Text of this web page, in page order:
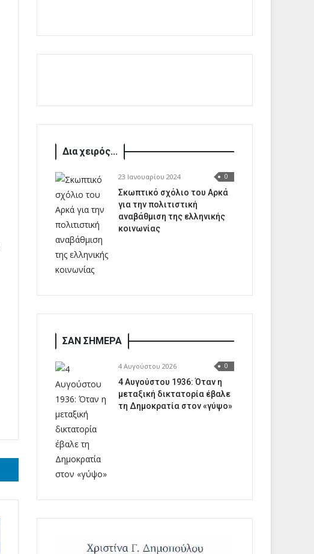
Δια χειρός...
23 Ιανουαρίου 2024 0
Σκωπτικό σχόλιο του Αρκά
για την πολιτιστική
αναβάθμιση της ελληνικής
κοινωνίας
ΣΑΝ ΣΗΜΕΡΑ
4 Αυγούστου 2026 0
4 Αυγούστου 1936: Όταν η
μεταξική δικτατορία έβαλε
τη Δημοκρατία στον «γύψο»